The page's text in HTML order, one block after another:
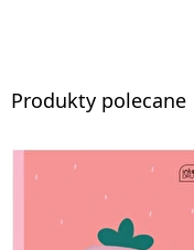
Produkty polecane